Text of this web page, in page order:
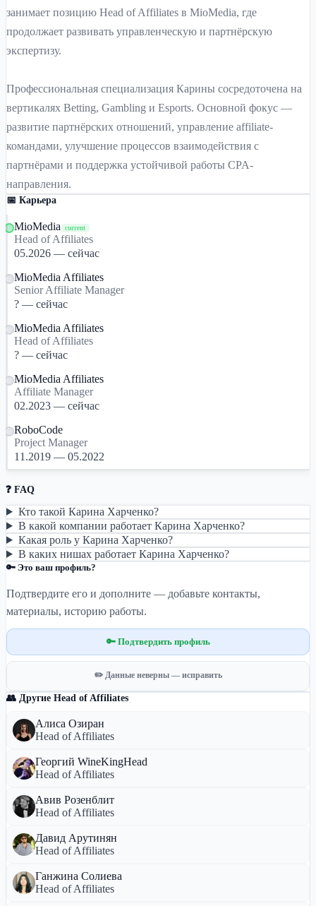
занимает позицию Head of Affiliates в MioMedia, где
продолжает развивать управленческую и партнёрскую
экспертизу.
Профессиональная специализация Карины сосредоточена на
вертикалях Betting, Gambling и Esports. Основной фокус —
развитие партнёрских отношений, управление affiliate-
командами, улучшение процессов взаимодействия с
партнёрами и поддержка устойчивой работы CPA-
направления.
📅 Карьера
MioMedia current
Head of Affiliates
05.2026 — сейчас
MioMedia Affiliates
Senior Affiliate Manager
? — сейчас
MioMedia Affiliates
Head of Affiliates
? — сейчас
MioMedia Affiliates
Affiliate Manager
02.2023 — сейчас
RoboCode
Project Manager
11.2019 — 05.2022
❓ FAQ
Кто такой Карина Харченко?
В какой компании работает Карина Харченко?
Какая роль у Карина Харченко?
В каких нишах работает Карина Харченко?
🔑 Это ваш профиль?
Подтвердите его и дополните — добавьте контакты,
материалы, историю работы.
🔑 Подтвердить профиль
✏️ Данные неверны — исправить
👥 Другие Head of Affiliates
Алиса Озиран
Head of Affiliates
Георгий WineKingHead
Head of Affiliates
Авив Розенблит
Head of Affiliates
Давид Арутинян
Head of Affiliates
Ганжина Солиева
Head of Affiliates